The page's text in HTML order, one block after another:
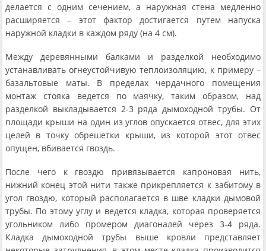
делается с одним сечением, а наружная стена медленно
расширяется – этот фактор достигается путем напуска
наружной кладки в каждом ряду (на 4 см).
Между деревянными балками и разделкой необходимо
устанавливать огнеустойчивую теплоизоляцию, к примеру –
базальтовые маты. В пределах чердачного помещения
монтаж стояка ведется по маячку, таким образом, над
разделкой выкладывается 2-3 ряда дымоходной трубы. От
площади крыши на один из углов опускается отвес, для этих
целей в точку обрешетки крыши, из которой этот отвес
опущен, вбивается гвоздь.
После чего к гвоздю привязывается капроновая нить,
нижний конец этой нити также прикрепляется к забитому в
угол гвоздю, который располагается в шве кладки дымовой
трубы. По этому углу и ведется кладка, которая проверяется
угольником либо промером диагоналей через 3-4 ряда.
Кладка дымоходной трубы выше кровли представляет